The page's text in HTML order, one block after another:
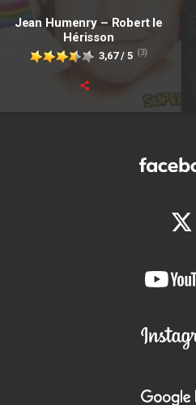
Jean Humenry – Robert le
Hérisson
3,67 / 5 (3)